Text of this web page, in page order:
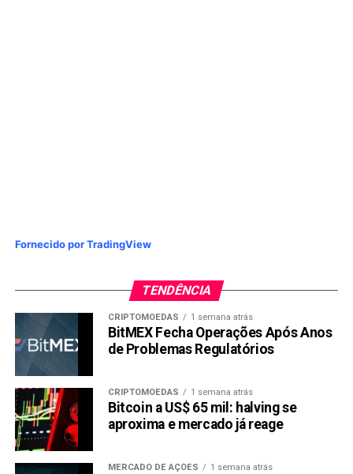
Fornecido por TradingView
TENDÊNCIA
CRIPTOMOEDAS 1 semana atrás
BitMEX Fecha Operações Após Anos
de Problemas Regulatórios
CRIPTOMOEDAS 1 semana atrás
Bitcoin a US$ 65 mil: halving se
aproxima e mercado já reage
MERCADO DE AÇÕES 1 semana atrás